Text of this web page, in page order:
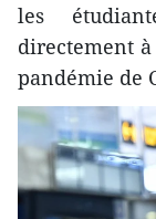
les
directement
pandémie de